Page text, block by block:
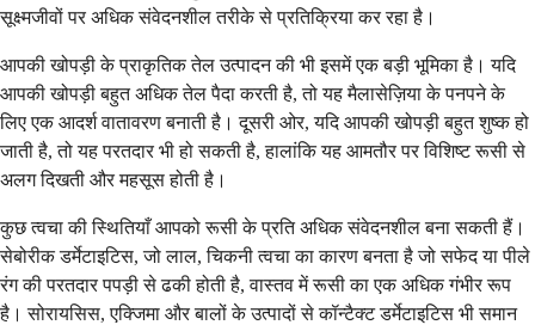
सूक्ष्मजीवों पर अधिक संवेदनशील तरीके से प्रतिक्रिया कर रहा है।
आपकी खोपड़ी के प्राकृतिक तेल उत्पादन की भी इसमें एक बड़ी भूमिका है। यदि
आपकी खोपड़ी बहुत अधिक तेल पैदा करती है, तो यह मैलासेज़िया के पनपने के
लिए एक आदर्श वातावरण बनाती है। दूसरी ओर, यदि आपकी खोपड़ी बहुत शुष्क हो
जाती है, तो यह परतदार भी हो सकती है, हालांकि यह आमतौर पर विशिष्ट रूसी से
अलग दिखती और महसूस होती है।
कुछ त्वचा की स्थितियाँ आपको रूसी के प्रति अधिक संवेदनशील बना सकती हैं।
सेबोरीक डर्मेटाइटिस, जो लाल, चिकनी त्वचा का कारण बनता है जो सफेद या पीले
रंग की परतदार पपड़ी से ढकी होती है, वास्तव में रूसी का एक अधिक गंभीर रूप
है। सोरायसिस, एक्जिमा और बालों के उत्पादों से कॉन्टैक्ट डर्मेटाइटिस भी समान